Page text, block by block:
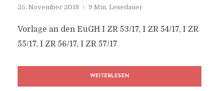
25. November 2018 9 Min. Lesedauer
Vorlage an den EuGH I ZR 53/17, I ZR 54/17, I ZR
55/17, I ZR 56/17, I ZR 57/17
WEITERLESEN